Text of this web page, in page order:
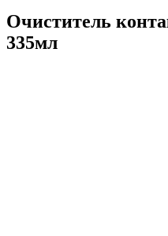
Очиститель
335мл